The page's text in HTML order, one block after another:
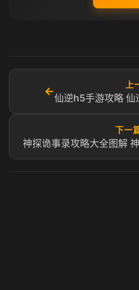
←
上
仙逆h5手游攻略
下一
神探诡事录攻略大全图解